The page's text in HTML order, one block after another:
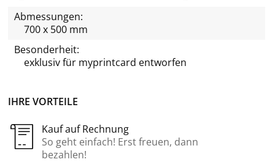
IHRE VORTEILE
Kauf auf Rechnung
So geht einfach! Erst freuen, dann
bezahlen!
Abmessungen:
700 x 500 mm
Besonderheit:
exklusiv für myprintcard entworfen